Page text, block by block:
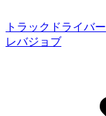
トラックドライバー
レバジョブ